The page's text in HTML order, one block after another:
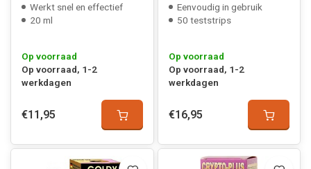
Werkt snel en effectief
20 ml
Op voorraad
Op voorraad, 1-2
werkdagen
€11,95
Eenvoudig in gebruik
50 teststrips
Op voorraad
Op voorraad, 1-2
werkdagen
€16,95